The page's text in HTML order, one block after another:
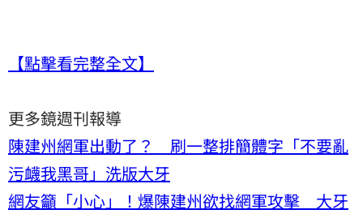
【點擊看完整全文】
更多鏡週刊報導
陳建州網軍出動了？ 刷一整排簡體字「不要亂
污衊我黑哥」洗版大牙
網友籲「小心」！爆陳建州欲找網軍攻擊 大牙